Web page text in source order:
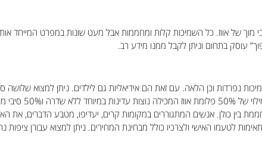
מוך של אווז. כל השמיכות קלות ומחממות אבל מעט שונות במפרט המייחד
עוסק בתחום וניתן לקבל ממנו מידע רב.
נפרדות וכן הלאה. עם זאת הם אידיאליות גם לילדים. ניתן למצוא שלושה
הראשונה מכילה אך
בין כולן. אנשים המתגוררים במקומות קרים, יעדיפו, מטבע הדברים, את
לטעמו האישי ולצרכיו כולל מבחינת המחירים. ניתן למצוא עבורן ציפות